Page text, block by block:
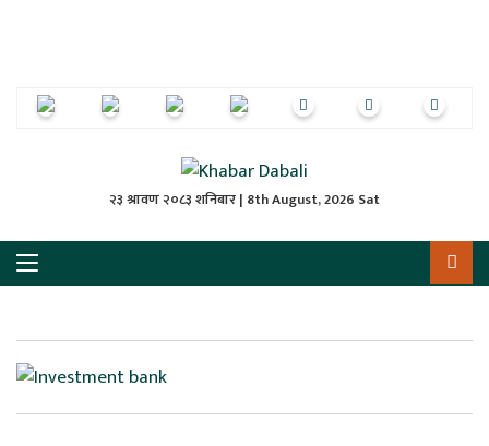
२३ श्रावण २०८३ शनिबार | 8th August, 2026 Sat